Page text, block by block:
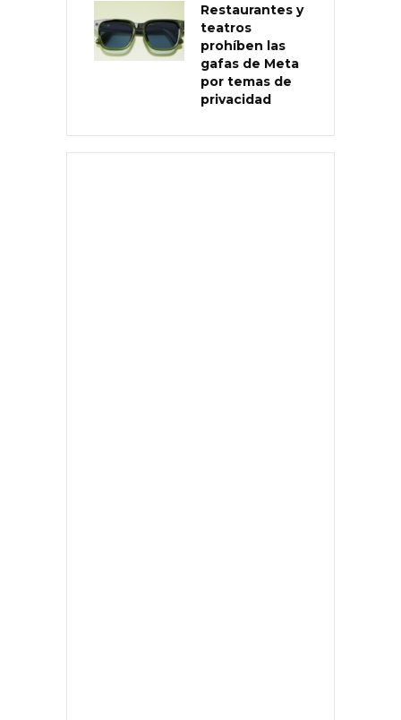
Restaurantes y
teatros
prohíben las
gafas de Meta
por temas de
privacidad